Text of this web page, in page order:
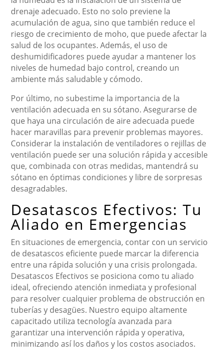
drenaje adecuado. Esto no solo previene la
acumulación de agua, sino que también reduce el
riesgo de crecimiento de moho, que puede afectar la
salud de los ocupantes. Además, el uso de
deshumidificadores puede ayudar a mantener los
niveles de humedad bajo control, creando un
ambiente más saludable y cómodo.
Por último, no subestime la importancia de la
ventilación adecuada en su sótano. Asegurarse de
que haya una circulación de aire adecuada puede
hacer maravillas para prevenir problemas mayores.
Considerar la instalación de ventiladores o rejillas de
ventilación puede ser una solución rápida y accesible
que, combinada con otras medidas, mantendrá su
sótano en óptimas condiciones y libre de sorpresas
desagradables.
Desatascos Efectivos: Tu
Aliado en Emergencias
En situaciones de emergencia, contar con un servicio
de desatascos eficiente puede marcar la diferencia
entre una rápida solución y una crisis prolongada.
Desatascos Efectivos se posiciona como tu aliado
ideal, ofreciendo atención inmediata y profesional
para resolver cualquier problema de obstrucción en
tuberías y desagües. Nuestro equipo altamente
capacitado utiliza tecnología avanzada para
garantizar una intervención rápida y operativa,
minimizando así los daños y los costos asociados.